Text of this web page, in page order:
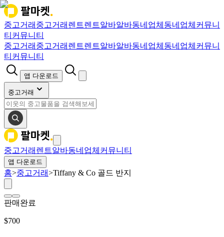
중고거래 중고거래 렌트렌트알바알바동네업체 동네업체 커뮤니
티 커뮤니티
중고거래 중고거래 렌트렌트알바알바동네업체 동네업체 커뮤니
티 커뮤니티
앱 다운로드
중고거래
중고거래 렌트알바동네업체 커뮤니티
앱 다운로드
홈>중고거래>Tiffany & Co 골드 반지
판매완료
$700